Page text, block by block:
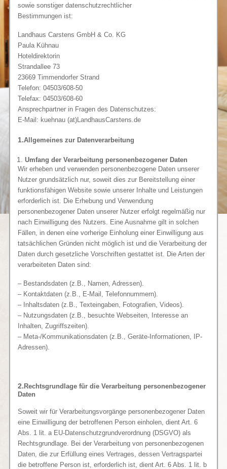
sowie sonstiger datenschutzrechtlicher
Bestimmungen ist:
Landhaus Carstens GmbH & Co. KG
Paula Kühnau
Hoteldirektorin
Strandallee 73
23669 Timmendorfer Strand
Telefon: 04503/608-50
Telefax: 04503/608-60
Ansprechpartner in Fragen des Datenschutzes:
E-Mail: kuehnau (at)LandhausCarstens.de
1.Allgemeines zur Datenverarbeitung
Umfang der Verarbeitung personenbezogener Daten
Wir erheben und verwenden personenbezogene Daten unserer
Nutzer grundsätzlich nur, soweit dies zur Bereitstellung einer
funktionsfähigen Website sowie unserer Inhalte und Leistungen
erforderlich ist. Die Erhebung und Verwendung
personenbezogener Daten unserer Nutzer erfolgt regelmäßig nur
nach Einwilligung des Nutzers. Eine Ausnahme gilt in solchen
Fällen, in denen eine vorherige Einholung einer Einwilligung aus
tatsächlichen Gründen nicht möglich ist und die Verarbeitung der
Daten durch gesetzliche Vorschriften gestattet ist. Die Arten der
verarbeiteten Daten sind:
– Bestandsdaten (z.B., Namen, Adressen).
– Kontaktdaten (z.B., E-Mail, Telefonnummern).
– Inhaltsdaten (z.B., Texteingaben, Fotografien, Videos).
– Nutzungsdaten (z.B., besuchte Webseiten, Interesse an
Inhalten, Zugriffszeiten).
– Meta-/Kommunikationsdaten (z.B., Geräte-Informationen, IP-
Adressen).
2. Rechtsgrundlage für die Verarbeitung personenbezogener
Daten
Soweit wir für Verarbeitungsvorgänge personenbezogener Daten
eine Einwilligung der betroffenen Person einholen, dient Art. 6
Abs. 1 lit. a EU-Datenschutzgrundverordnung (DSGVO) als
Rechtsgrundlage. Bei der Verarbeitung von personenbezogenen
Daten, die zur Erfüllung eines Vertrages, dessen Vertragspartei
die betroffene Person ist, erforderlich ist, dient Art. 6 Abs. 1 lit. b